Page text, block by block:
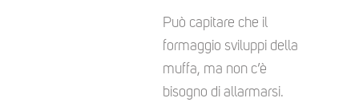
Può capitare che il
formaggio sviluppi della
muffa, ma non c’è
bisogno di allarmarsi.